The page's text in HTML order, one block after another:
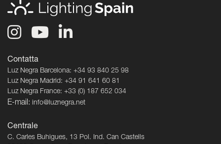
Contatta
Luz Negra Barcelona: +34 93 840 25 98
Luz Negra Madrid: +34 91 641 60 81
Luz Negra France: +33 (0) 187 652 034
E-mail: info@luznegra.net
Centrale
C. Carles Buhigues, 13 Pol. Ind. Can Castells